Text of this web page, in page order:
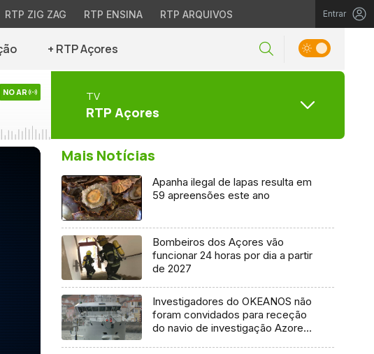
RTP ZIG ZAG RTP ENSINA RTP ARQUIVOS Entrar
+ RTP Açores
NO AR TV
RTP Açores
Mais Notícias
Apanha ilegal de lapas resulta em
59 apreensões este ano
Bombeiros dos Açores vão
funcionar 24 horas por dia a partir
de 2027
Investigadores do OKEANOS não
foram convidados para receção
do navio de investigação Azores